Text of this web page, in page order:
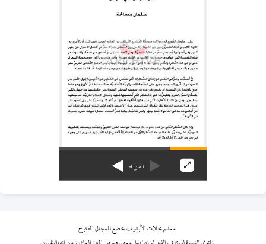
1من4
معظم مجلات الأرشيف تخضع للمجال المفتوح